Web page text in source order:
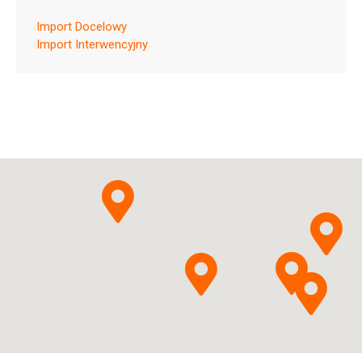
Bionorica SE Thymi
herbae extractum fluidum +
Hederae helicis extractum
Import Docelowy
Import Interwencyjny